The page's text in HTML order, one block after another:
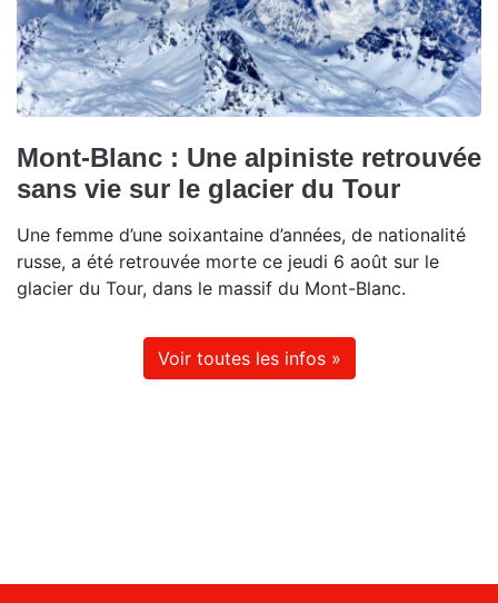
Mont-Blanc : Une alpiniste retrouvée
sans vie sur le glacier du Tour
Une femme d’une soixantaine d’années, de nationalité
russe, a été retrouvée morte ce jeudi 6 août sur le
glacier du Tour, dans le massif du Mont-Blanc.
Voir toutes les infos »